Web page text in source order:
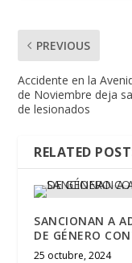
PREVIOUS
Accidente en la
de Noviembre deja
de lesionados
RELATED
SANCIONAN A
DE GÉNERO
25 octubre, 2024